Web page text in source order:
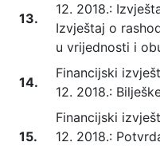
13.
12. 2018.:
Izvještaj o
u vrijednosti i
14.
Financijski
12. 2018.:
15.
Financijski
12. 2018.: